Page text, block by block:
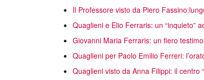
Il Professore visto da Piero
Quaglieni e Elio Ferraris: un “inquieto”
Giovanni Maria Ferraris: un fiero
Quaglieni per Paolo Emilio Ferreri:
Quaglieni visto da Anna Filippi: il centro